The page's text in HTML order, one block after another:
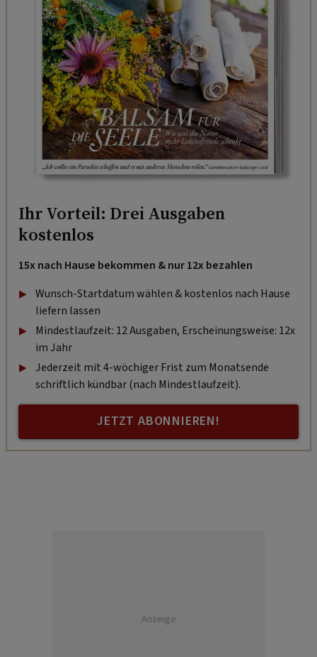
Ihr Vorteil: Drei Ausgaben
kostenlos
15x nach Hause bekommen & nur 12x bezahlen
Wunsch-Startdatum wählen & kostenlos nach Hause
liefern lassen
Mindestlaufzeit: 12 Ausgaben, Erscheinungsweise: 12x
im Jahr
Jederzeit mit 4-wöchiger Frist zum Monatsende
schriftlich kündbar (nach Mindestlaufzeit).
JETZT ABONNIEREN!
Anzeige